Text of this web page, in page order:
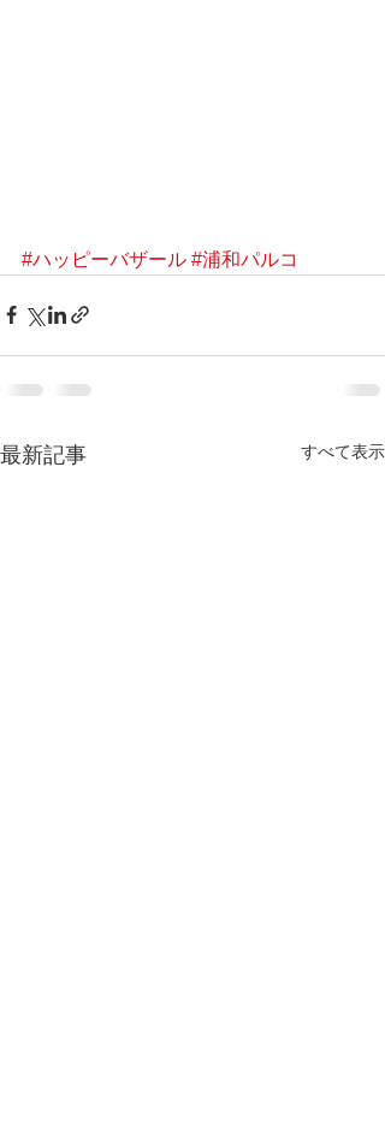
#ハッピーバザール #浦和パルコ
最新記事 すべて表示